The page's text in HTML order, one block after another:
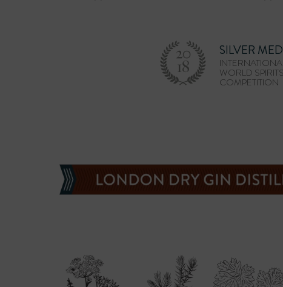
SILVER
WORLD SPIRITS
COMPETITION